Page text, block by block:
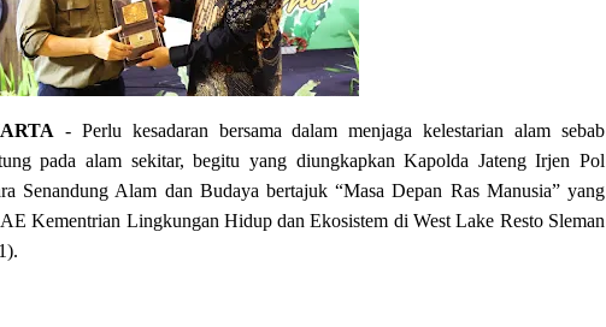
- Perlu kesadaran bersama dalam menjaga kelestarian alam sebab
pada alam sekitar, begitu yang diungkapkan Kapolda Jateng Irjen Pol
Senandung Alam dan Budaya bertajuk “Masa Depan Ras Manusia” yang
Kementrian Lingkungan Hidup dan Ekosistem di West Lake Resto Sleman